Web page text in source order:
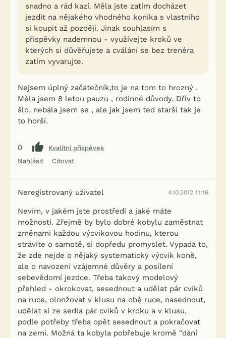
snadno a rád kazí. Měla jste zatím docházet
jezdit na nějakého vhodného koníka s vlastního
si koupit až později. Jinak souhlasím s
příspěvky nademnou - využívejte kroků ve
kterých si důvěřujete a cválání se bez trenéra
zatím vyvarujte.
Nejsem úplný začátečník,to je na tom to hrozný .
Měla jsem 8 letou pauzu , rodinné důvody. Dřív to
šlo, nebála jsem se , ale jak jsem ted starší tak je
to horší.
0
Kvalitní příspěvek
Nahlásit
Citovat
Neregistrovaný uživatel 4.10.2012 11:16
Nevím, v jakém jste prostředí a jaké máte
možnosti. Zřejmě by bylo dobré kobylu zaměstnat
změnami každou výcvikovou hodinu, kterou
strávíte o samotě, si dopředu promyslet. Vypadá to,
že zde nejde o nějaký systematický výcvik koně,
ale o navození vzájemné důvěry a posílení
sebevědomí jezdce. Třeba takový modelový
přehled - okrokovat, sesednout a udělat pár cviků
na ruce, olonžovat v klusu na obě ruce, nasednout,
udělat si ze sedla pár cviků v kroku a v klusu,
podle potřeby třeba opět sesednout a pokračovat
na zemi. Možná ta kobyla pobřebuje kromě "dání